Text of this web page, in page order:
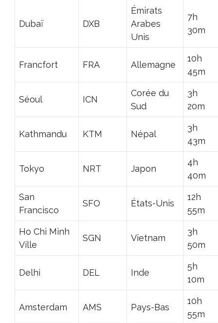
Dubaï DXB
Émirats
Arabes
Unis
7h
30m
Francfort FRA Allemagne
10h
45m
Séoul ICN
Corée du
Sud
3h
20m
Kathmandu KTM Népal
3h
43m
Tokyo NRT Japon
4h
40m
San
Francisco
SFO États-Unis
12h
55m
Ho Chi Minh
Ville
SGN Vietnam
3h
50m
Delhi DEL Inde
5h
10m
Amsterdam AMS Pays-Bas
10h
55m